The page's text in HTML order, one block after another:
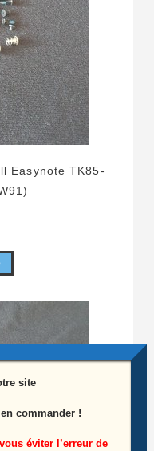
Easynote TK85-
site
commander !
éviter l’erreur de